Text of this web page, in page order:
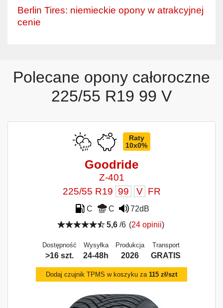
Berlin Tires: niemieckie opony w atrakcyjnej
cenie
Polecane opony całoroczne
225/55 R19 99 V
Raty
10x0%
Goodride
Z-401
225/55 R19 99 V FR
C C
72dB
5,6/6 (24 opinii)
Dostępność
>16 szt.
Wysyłka
24-48h
Produkcja
2026
Transport
GRATIS
Dodaj czujnik TPMS w koszyku za 115 zł/szt